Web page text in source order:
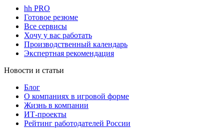
hh PRO
Готовое резюме
Все сервисы
Хочу у вас работать
Производственный календарь
Экспертная рекомендация
Новости и статьи
Блог
О компаниях в игровой форме
Жизнь в компании
ИТ-проекты
Рейтинг работодателей России